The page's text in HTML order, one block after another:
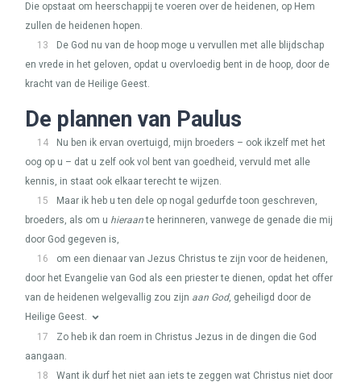
Die opstaat om heerschappij te voeren over de heidenen, op Hem
zullen de heidenen hopen.
13
De God nu van de hoop moge u vervullen met alle blijdschap
en vrede in het geloven, opdat u overvloedig bent in de hoop, door de
kracht van de Heilige Geest.
De plannen van Paulus
14
Nu ben ik ervan overtuigd, mijn broeders – ook ikzelf met het
oog op u – dat u zelf ook vol bent van goedheid, vervuld met alle
kennis, in staat ook elkaar terecht te wijzen.
15
Maar ik heb u ten dele op nogal gedurfde toon geschreven,
broeders, als om u hieraante herinneren, vanwege de genade die mij
door God gegeven is,
16
om een dienaar van Jezus Christus te zijn voor de heidenen,
door het Evangelie van God als een priester te dienen, opdat het offer
van de heidenen welgevallig zou zijn aan God, geheiligd door de
Heilige Geest.
17
Zo heb ik dan roem in Christus Jezus in de dingen die God
aangaan.
18
Want ik durf het niet aan iets te zeggen wat Christus niet door